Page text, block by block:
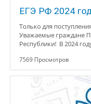
ЕГЭ РФ 2024
Только для
Уважаемые граждане
Республики! В 2024
7569 Просмотров